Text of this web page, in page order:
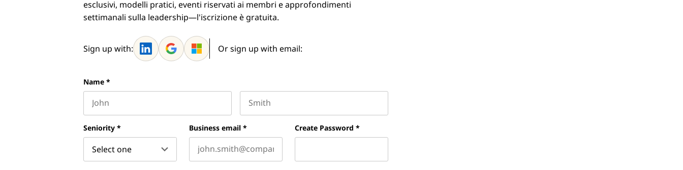
esclusivi, modelli pratici, eventi riservati ai membri e approfondimenti
settimanali sulla leadership—l'iscrizione è gratuita.
Sign up with: Or sign up with email:
Name *
Seniority * Business email * Create Password *